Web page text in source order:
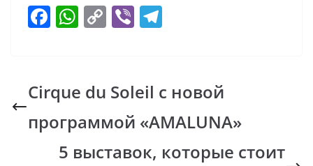
F
b
o
o
k
W
s
A
p
p
C
y
Li
n
k
Vi
gr
a
m
Cirque du Soleil с новой
программой «AMALUNA»
5 выставок, которые стоит